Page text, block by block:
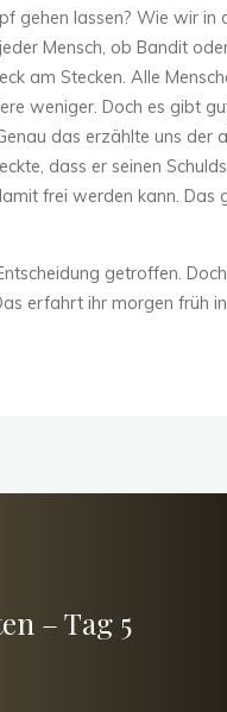
gehen lassen? Wie wir in
Mensch, ob Bandit
am Stecken. Alle
weniger. Doch es gibt
das erzählte uns der
dass er seinen
frei werden kann. Das
getroffen.
erfahrt ihr morgen früh
– Tag 5